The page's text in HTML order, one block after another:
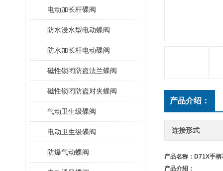
电动加长杆碟阀
防水浸水型电动蝶阀
防水加长杆电动碟阀
磁性锁闭防盗法兰蝶阀
磁性锁闭防盗对夹蝶阀
气动卫生级碟阀
电动卫生级碟阀
防爆气动蝶阀
产品介绍：
连接形式
产品名称： D71X手
产品介绍：